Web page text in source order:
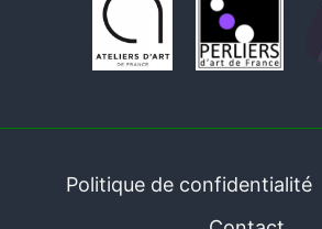
Politique de confidentialité